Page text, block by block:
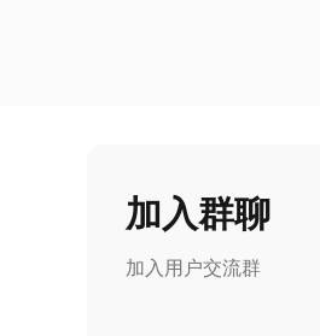
加入群聊
加入用户交流群